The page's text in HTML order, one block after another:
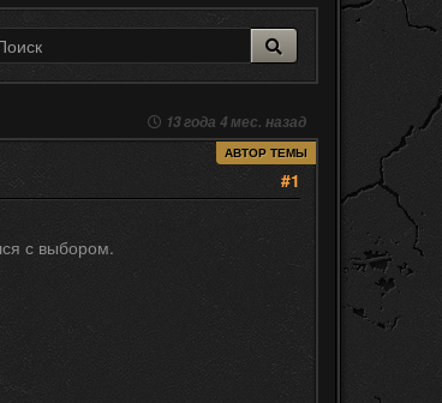
13 года 4 мес. назад
АВТОР ТЕМЫ
#1
с выбором.